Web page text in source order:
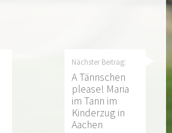
Nächster Beitrag:
A Tännschen
please! Maria
im Tann im
Kinderzug in
Aachen